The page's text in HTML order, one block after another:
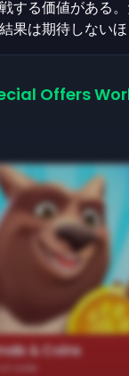
する価値がある
果は期待しないほ
Offers
& Coins
on side